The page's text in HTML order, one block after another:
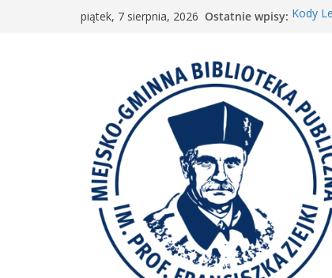
piątek, 7 sierpnia, 2026 Ostatnie wpisy: Kody